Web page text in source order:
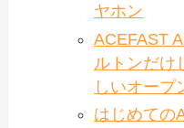
ヤホン
ACEFAST
ルトンだけ
しいオープ
はじめての